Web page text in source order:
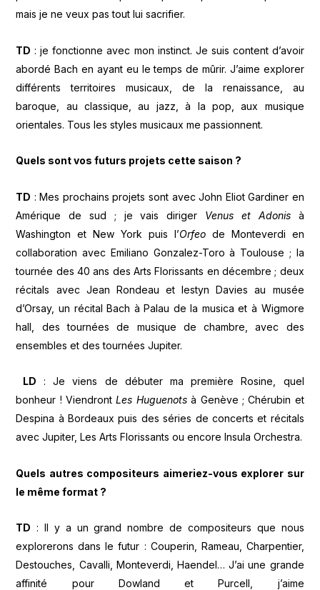
mais je ne veux pas tout lui sacrifier.
TD : je fonctionne avec mon instinct. Je suis content d’avoir
abordé Bach en ayant eu le temps de mûrir. J’aime explorer
différents territoires musicaux, de la renaissance, au
baroque, au classique, au jazz, à la pop, aux musique
orientales. Tous les styles musicaux me passionnent.
Quels sont vos futurs projets cette saison ?
TD : Mes prochains projets sont avec John Eliot Gardiner en
Amérique de sud ; je vais diriger Venus et Adonisà
Washington et New York puis l’Orfeode Monteverdi en
collaboration avec Emiliano Gonzalez-Toro à Toulouse ; la
tournée des 40 ans des Arts Florissants en décembre ; deux
récitals avec Jean Rondeau et Iestyn Davies au musée
d’Orsay, un récital Bach à Palau de la musica et à Wigmore
hall, des tournées de musique de chambre, avec des
ensembles et des tournées Jupiter.
LD : Je viens de débuter ma première Rosine, quel
bonheur ! ViendrontLes Huguenotsà Genève ; Chérubin et
Despina à Bordeaux puis des séries de concerts et récitals
avec Jupiter, Les Arts Florissants ou encore Insula Orchestra.
Quels autres compositeurs aimeriez-vous explorer sur
le même format ?
TD : Il y a un grand nombre de compositeurs que nous
explorerons dans le futur : Couperin, Rameau, Charpentier,
Destouches, Cavalli, Monteverdi, Haendel… J’ai une grande
affinité pour Dowland et Purcell, j’aime